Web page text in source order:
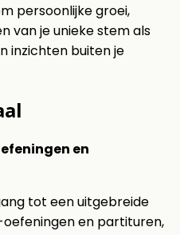
persoonlijke groei,
van je unieke stem als
inzichten buiten je
en
tot een uitgebreide
en partituren,